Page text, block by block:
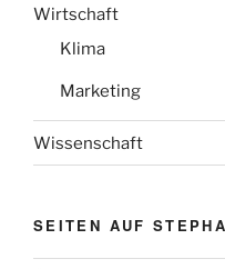
Wirtschaft
Klima
Marketing
Wissenschaft
SEITEN AUF